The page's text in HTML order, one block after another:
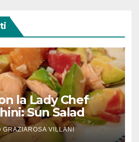
la Lady Chef
Sun Salad
GRAZIAROSA VILLANI